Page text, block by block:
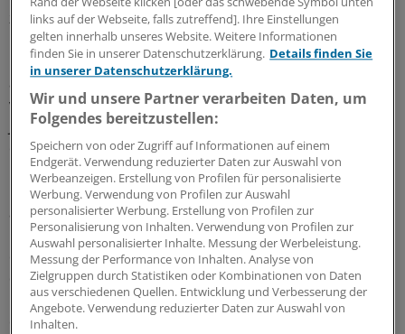
zwar sowohl für Lehr- als auch für Übungszwecke.
Die erste Version des Atlas wurde auf dem US-
amerikanischen Radiologenkongress RSNA im Jahr 2010
vorgestellt. Seither die die Zahl der Nutzer von 4500 im
Jahr 2012 auf inzwischen über 22.000 gestiegen. Rund
ein Viertel von ihnen sind Nutzer aus Europa.
Kolokythas und Coy wollen den Online-Atlas weiter
ausbauen: Mehr CEUS (contrast-enhanced ultrasound)-
Bilder sollen bereit gestellt werden. Außerdem wird an
einer App für Tablets und Smartphones gearbeitet. Ob
diese Services ebenfalls kostenfrei bereit gestellt werden
können, hänge davon ab, wie sich die Spendensituation
entwickele, so Kolokythas.
links auf der Webseite, falls zutreffend]. Ihre Einstellungen
gelten innerhalb unseres Website. Weitere Informationen
finden Sie in unserer Datenschutzerklärung. Details finden Sie
in unserer Datenschutzerklärung.
Wir und unsere Partner verarbeiten Daten, um
Folgendes bereitzustellen:
Speichern von oder Zugriff auf Informationen auf einem
Endgerät. Verwendung reduzierter Daten zur Auswahl von
Werbeanzeigen. Erstellung von Profilen für personalisierte
Werbung. Verwendung von Profilen zur Auswahl
personalisierter Werbung. Erstellung von Profilen zur
Personalisierung von Inhalten. Verwendung von Profilen zur
Auswahl personalisierter Inhalte. Messung der Werbeleistung.
Messung der Performance von Inhalten. Analyse von
Zielgruppen durch Statistiken oder Kombinationen von Daten
aus verschiedenen Quellen. Entwicklung und Verbesserung der
Angebote. Verwendung reduzierter Daten zur Auswahl von
Inhalten.